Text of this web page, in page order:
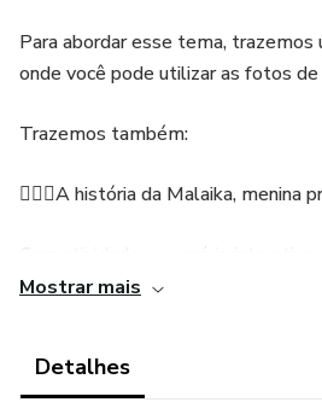
Para abordar esse tema,
onde você pode utilizar as fotos
Trazemos também:
👱🏾‍♀️A história da Malaika, menina
👑coroa respeito não tem cor
Mostrar mais
Detalhes